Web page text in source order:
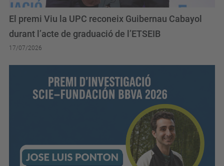
El premi Viu la UPC reconeix Guibernau Cabayol
durant l’acte de graduació de l’ETSEIB
17/07/2026